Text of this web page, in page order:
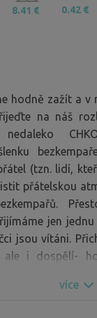
8.41 € 0.42 €
hodně zažít a
na náš
(tzn. lidí,
přátelskou
jen
jsou vítáni.
i dospělí-
vás k
více